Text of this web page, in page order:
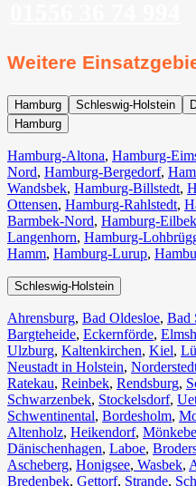
Weitere
Hamburg Schleswig-Holstein
Hamburg
Hamburg-Altona, Hamburg-
Nord, Hamburg-Bergedorf,
Wandsbek, Hamburg-Billstedt,
Ottensen, Hamburg-Rahlstedt,
Barmbek-Nord, Hamburg-Eilbek
Langenhorn, Hamburg-
Hamm, Hamburg-Lurup,
Schleswig-Holstein
Ahrensburg, Bad Oldesloe, Bad
Bargteheide, Eckernförde,
Ulzburg, Kaltenkirchen, Kiel,
Neustadt in Holstein,
Ratekau, Reinbek, Rendsburg,
Schwarzenbek, Stockelsdorf,
Schwentinental, Bordesholm,
Altenholz, Heikendorf,
Dänischenhagen, Laboe,
Ascheberg, Honigsee, Wasbek,
Bredenbek, Gettorf, Strande,